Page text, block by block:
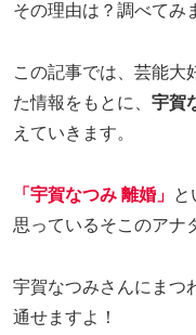
その理由は？調べてみ
この記事では、芸能大
た情報をもとに、 宇賀
えていきます。
「宇賀なつみ 離婚」 と
思っているそこのアナ
宇賀なつみさんにまつ
通せますよ！